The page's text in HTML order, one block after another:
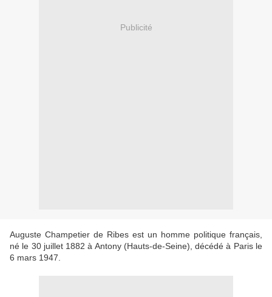
Publicité
Auguste Champetier de Ribes est un homme politique français,
né le 30 juillet 1882 à Antony (Hauts-de-Seine), décédé à Paris le
6 mars 1947.